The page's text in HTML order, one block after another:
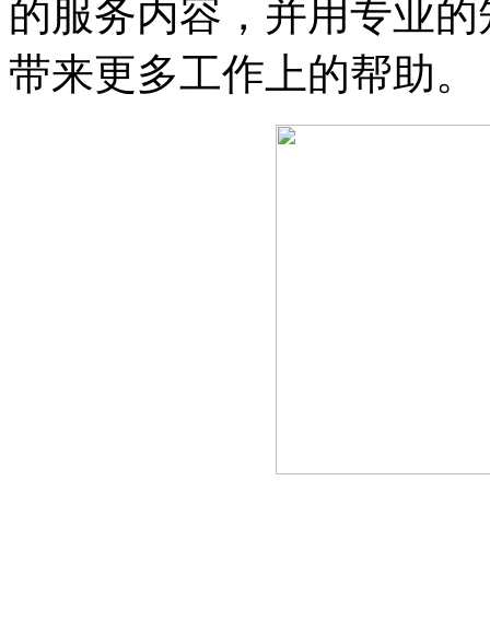
的服务内容，并用专业
带来更多工作上的帮助。